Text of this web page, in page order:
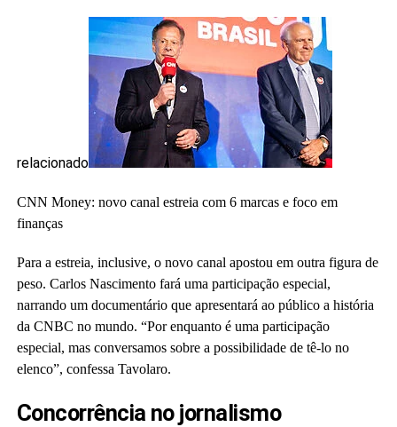
relacionado
CNN Money: novo canal estreia com 6 marcas e foco em
finanças
Para a estreia, inclusive, o novo canal apostou em outra figura de
peso. Carlos Nascimento fará uma participação especial,
narrando um documentário que apresentará ao público a história
da CNBC no mundo. “Por enquanto é uma participação
especial, mas conversamos sobre a possibilidade de tê-lo no
elenco”, confessa Tavolaro.
Concorrência no jornalismo